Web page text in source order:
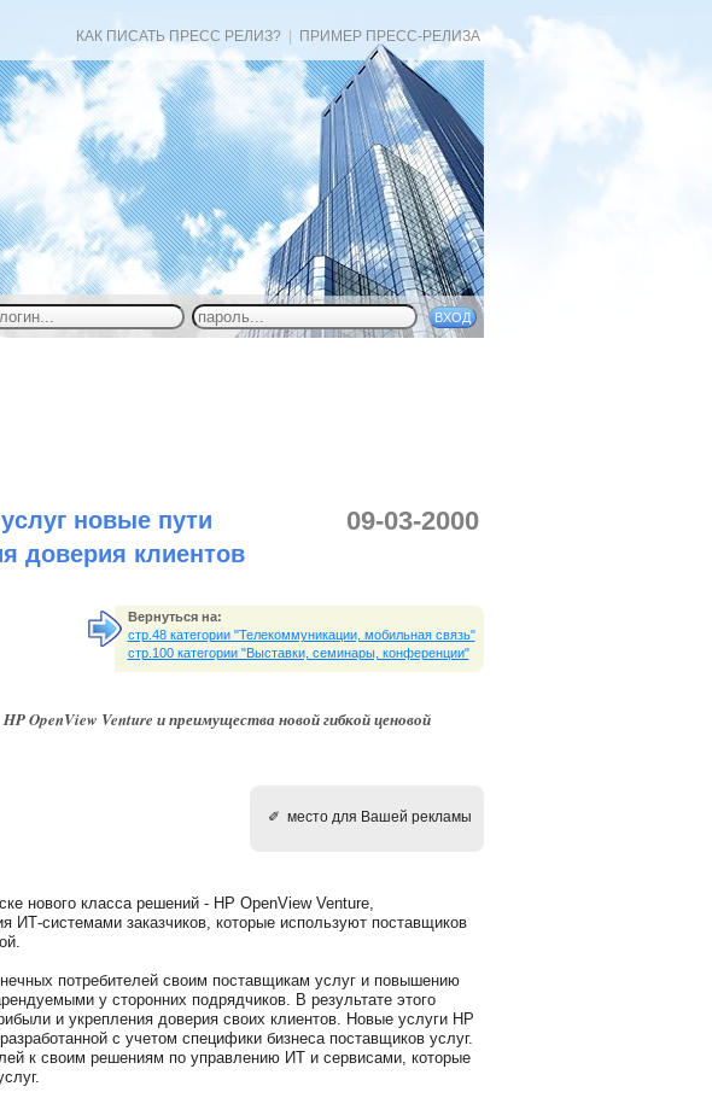
КАК ПИСАТЬ ПРЕСС РЕЛИЗ? ПРИМЕР ПРЕСС-РЕЛИЗА
новые пути
доверия клиентов
09-03-2000
Вернуться на:
стр.48 категории "Телекоммуникации, мобильная связь"
стр.100 категории "Выставки, cеминары, конференции"
OpenView Venture и преимущества новой гибкой ценовой
✐ место для Вашей рекламы
нового класса решений - HP OpenView Venture,
ИТ-системами заказчиков, которые используют поставщиков
потребителей своим поставщикам услуг и повышению
у сторонних подрядчиков. В результате этого
и укрепления доверия своих клиентов. Новые услуги HP
с учетом специфики бизнеса поставщиков услуг.
к своим решениям по управлению ИТ и сервисами, которые